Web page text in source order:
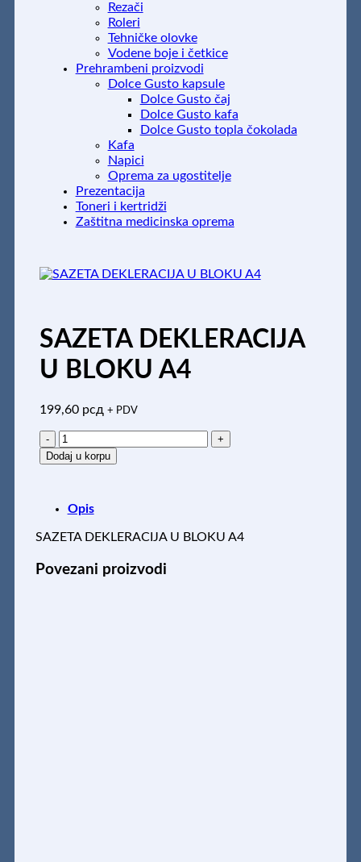
Rezači
Roleri
Tehničke olovke
Vodene boje i četkice
Prehrambeni proizvodi
Dolce Gusto kapsule
Dolce Gusto čaj
Dolce Gusto kafa
Dolce Gusto topla čokolada
Kafa
Napici
Oprema za ugostitelje
Prezentacija
Toneri i kertridži
Zaštitna medicinska oprema
SAZETA DEKLERACIJA
U BLOKU A4
199,60 рсд + PDV
SAZETA
DEKLERACIJA
U
količina
Dodaj u korpu
Opis
SAZETA DEKLERACIJA U BLOKU A4
Povezani proizvodi